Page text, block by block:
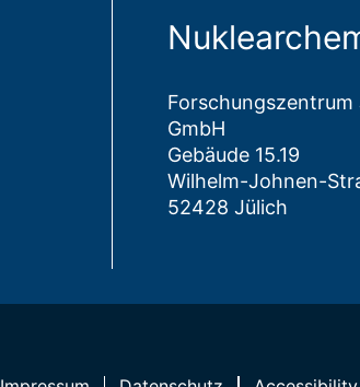
Forschungszentrum
GmbH
Gebäude 15.19
Wilhelm-Johnen-
52428 Jülich